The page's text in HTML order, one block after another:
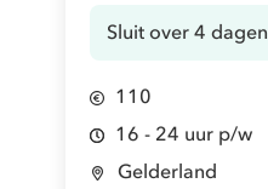
Sluit over 4 dagen
110
16 - 24 uur p/w
Gelderland